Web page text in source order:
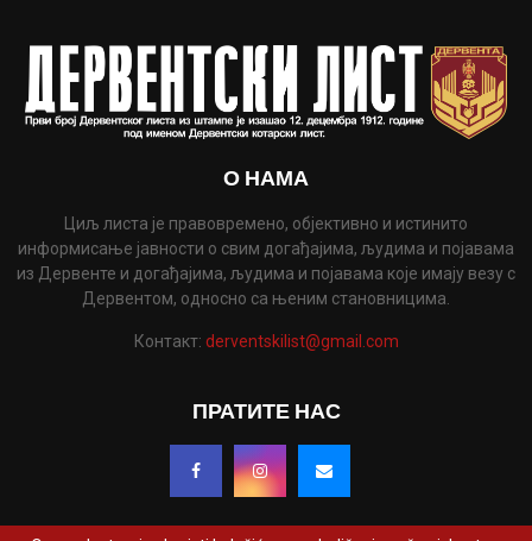
О НАМА
Циљ листа је правовремено, објективно и истинито
информисање јавности о свим догађајима, људима и појавама
из Дервенте и догађајима, људима и појавама које имају везу с
Дервентом, односно са њеним становницима.
Контакт: derventskilist@gmail.com
ПРАТИТЕ НАС